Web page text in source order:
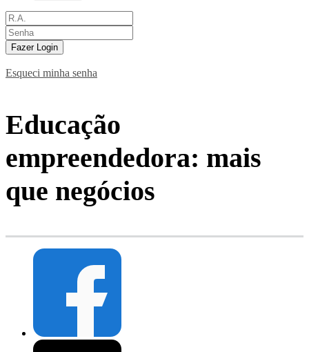
Fazer Login
Esqueci minha senha
Educação
empreendedora: mais
que negócios